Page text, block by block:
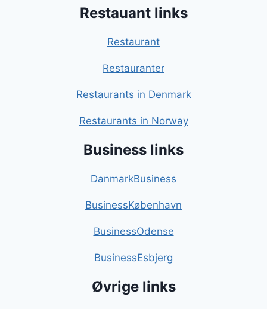
Restauant links
Restaurant
Restauranter
Restaurants in Denmark
Restaurants in Norway
Business links
DanmarkBusiness
BusinessKøbenhavn
BusinessOdense
BusinessEsbjerg
Øvrige links